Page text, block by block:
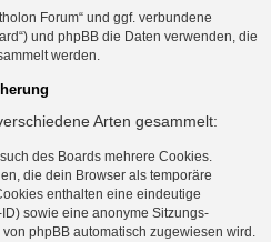
Forum“ und ggf. verbundene
und phpBB die Daten verwenden, die
werden.
Arten gesammelt:
des Boards mehrere Cookies.
die dein Browser als temporäre
enthalten eine eindeutige
sowie eine anonyme Sitzungs-
phpBB automatisch zugewiesen wird.